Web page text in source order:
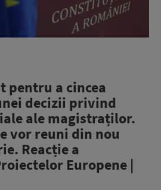
pentru a cincea
decizii privind
ale magistraților.
vor reuni din nou
Reacție a
Europene |